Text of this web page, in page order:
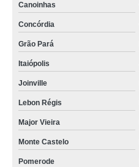
Canoinhas
Concórdia
Grão Pará
Itaiópolis
Joinville
Lebon Régis
Major Vieira
Monte Castelo
Pomerode